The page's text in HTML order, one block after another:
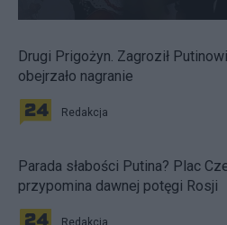
Drugi Prigożyn. Zagroził
obejrzało nagranie
Redakcja
Parada słabości Putina? Plac
przypomina dawnej potęgi Rosji
Redakcja